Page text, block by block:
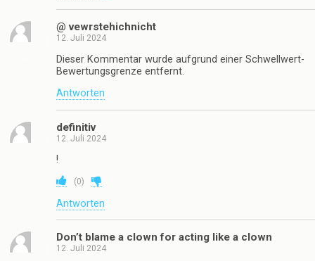
@ vewrstehichnicht
12. Juli 2024
Dieser Kommentar wurde aufgrund einer Schwellwert-
Bewertungsgrenze entfernt.
Antworten
definitiv
12. Juli 2024
!
(0)
Antworten
Don’t blame a clown for acting like a clown
12. Juli 2024